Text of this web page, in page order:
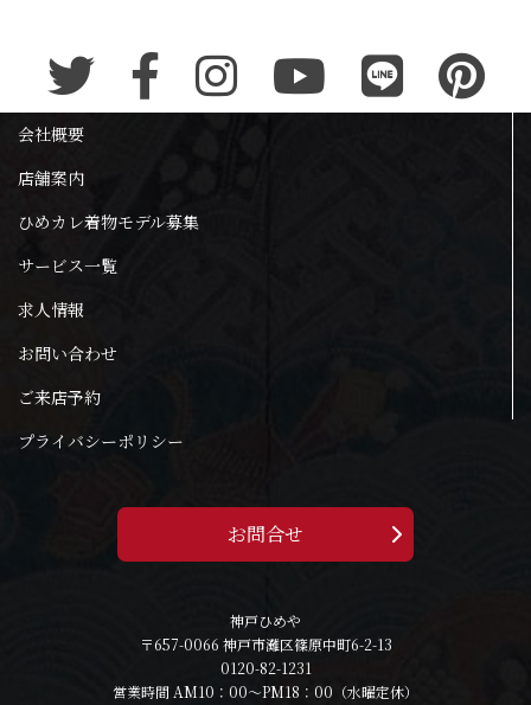
会社概要
店舗案内
ひめカレ着物モデル募集
サービス一覧
求人情報
お問い合わせ
ご来店予約
プライバシーポリシー
お問合せ
神戸ひめや
〒657-0066 神戸市灘区篠原中町6-2-13
0120-82-1231
営業時間 AM10：00～PM18：00（水曜定休）